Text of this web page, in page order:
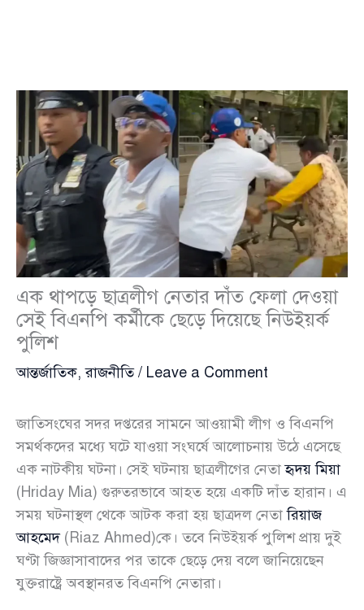
এক থাপড়ে ছাত্রলীগ নেতার দাঁত ফেলা দেওয়া
সেই বিএনপি কর্মীকে ছেড়ে দিয়েছে নিউইয়র্ক
পুলিশ
আন্তর্জাতিক,রাজনীতি/ Leave a Comment
জাতিসংঘের সদর দপ্তরের সামনে আওয়ামী লীগ ও বিএনপি
সমর্থকদের মধ্যে ঘটে যাওয়া সংঘর্ষে আলোচনায় উঠে এসেছে
এক নাটকীয় ঘটনা। সেই ঘটনায় ছাত্রলীগের নেতাহৃদয় মিয়া
(Hriday Mia) গুরুতরভাবে আহত হয়ে একটি দাঁত হারান। এ
সময় ঘটনাস্থল থেকে আটক করা হয় ছাত্রদল নেতারিয়াজ
আহমেদ(Riaz Ahmed)কে। তবে নিউইয়র্ক পুলিশ প্রায় দুই
ঘণ্টা জিজ্ঞাসাবাদের পর তাকে ছেড়ে দেয় বলে জানিয়েছেন
যুক্তরাষ্ট্রে অবস্থানরত বিএনপি নেতারা।